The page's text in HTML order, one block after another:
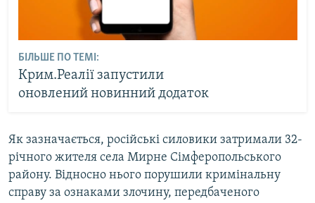
БІЛЬШЕ ПО ТЕМІ:
Крим.Реалії запустили
оновлений новинний додаток
Як зазначається, російські силовики затримали 32-
річного жителя села Мирне Сімферопольського
району. Відносно нього порушили кримінальну
справу за ознаками злочину, передбаченого